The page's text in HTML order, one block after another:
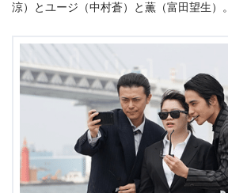
涼）とユージ（中村蒼）と薫（富田望生）。